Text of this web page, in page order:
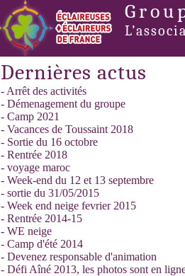
Dernières actus
- Arrêt des activités
- Démenagement du groupe
- Camp 2021
- Vacances de Toussaint 2018
- Sortie du 16 octobre
- Rentrée 2018
- voyage maroc
- Week-end du 12 et 13 septembre
- sortie du 31/05/2015
- Week end neige fevrier 2015
- Rentrée 2014-15
- WE neige
- Camp d'été 2014
- Devenez responsable d'animation
- Défi Aîné 2013, les photos sont en